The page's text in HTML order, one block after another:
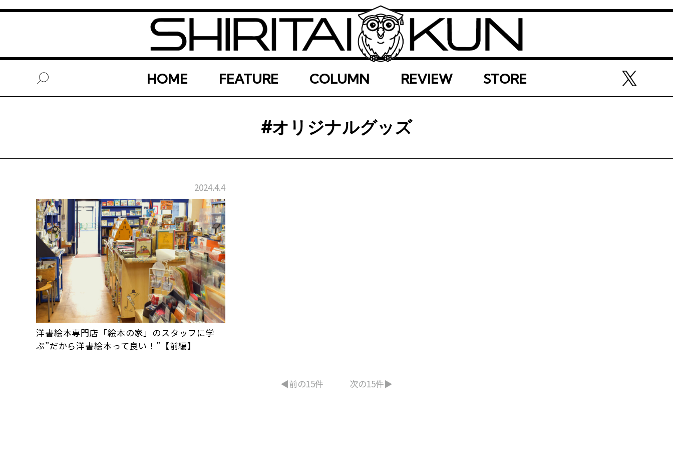
HOME FEATURE COLUMN REVIEW STORE
#オリジナルグッズ
2024.4.4
洋書絵本専門店「絵本の家」のスタッフに学
ぶ”だから洋書絵本って良い！”【前編】
◀︎前の15件 次の15件▶︎